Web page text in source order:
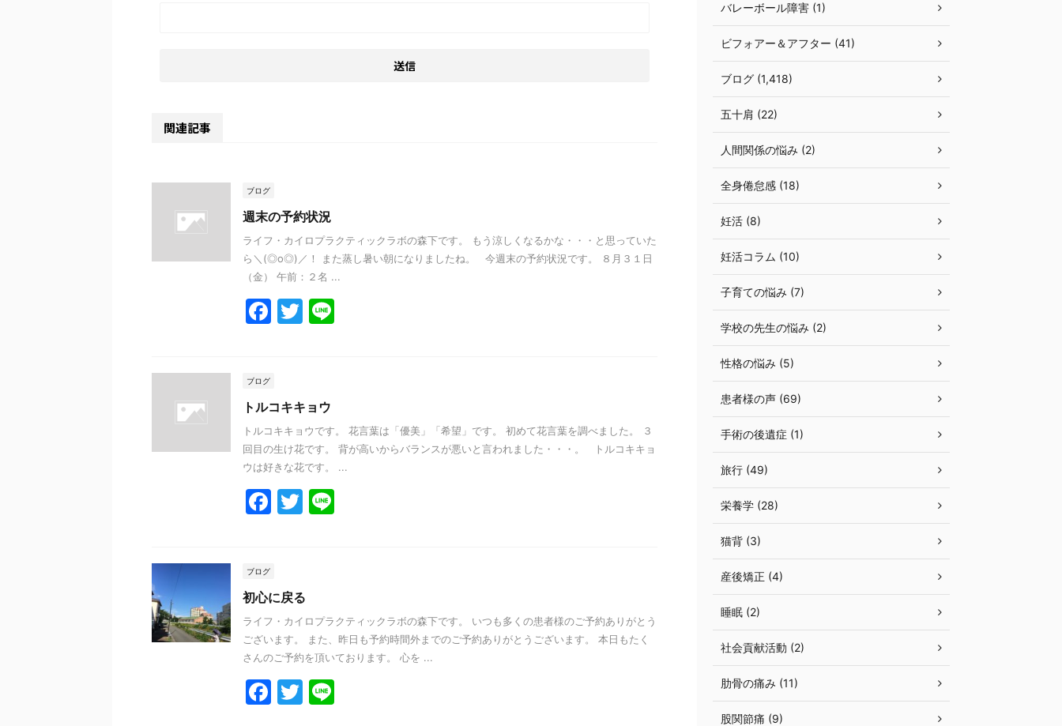
関連記事
ブログ
週末の予約状況
ライフ・カイロプラクティックラボの森下です。 もう涼しくなるかな・・・と思っていた
ら＼(◎o◎)／！ また蒸し暑い朝になりましたね。 今週末の予約状況です。 ８月３１日
（金） 午前：２名 ...
F
b
o
o
k
T
ブログ
トルコキキョウ
トルコキキョウです。 花言葉は「優美」「希望」です。 初めて花言葉を調べました。 ３
回目の生け花です。 背が高いからバランスが悪いと言われました・・・。 トルコキキョ
ウは好きな花です。 ...
F
b
o
o
k
T
ブログ
初心に戻る
ライフ・カイロプラクティックラボの森下です。 いつも多くの患者様のご予約ありがとう
ございます。 また、昨日も予約時間外までのご予約ありがとうございます。 本日もたく
さんのご予約を頂いております。 心を ...
F
T
バレーボール障害 (1)
ビフォアー＆アフター (41)
ブログ (1,418)
五十肩 (22)
人間関係の悩み (2)
全身倦怠感 (18)
妊活 (8)
妊活コラム (10)
子育ての悩み (7)
学校の先生の悩み (2)
性格の悩み (5)
患者様の声 (69)
手術の後遺症 (1)
旅行 (49)
栄養学 (28)
猫背 (3)
産後矯正 (4)
睡眠 (2)
社会貢献活動 (2)
肋骨の痛み (11)
股関節痛 (9)